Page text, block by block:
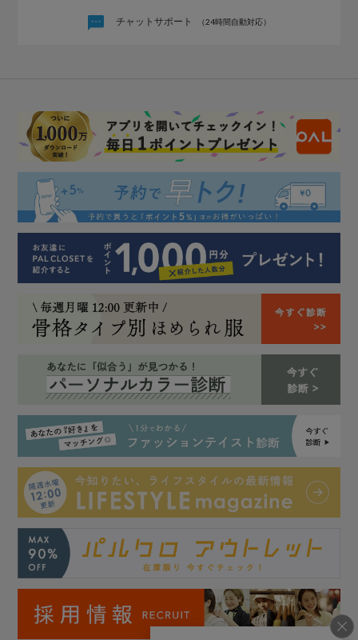
チャットサポート （24時間自動対応）